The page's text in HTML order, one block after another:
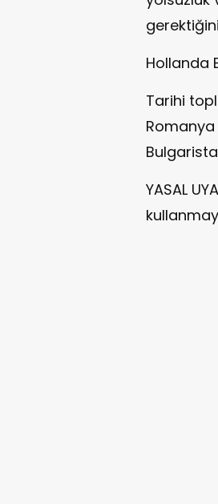
Hollanda
Tarihi
Romanya
YASAL